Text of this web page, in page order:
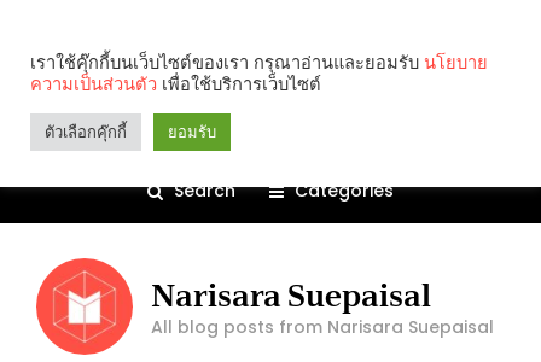
Search Categories
Narisara Suepaisal
All blog posts from Narisara Suepaisal
เราใช้คุ๊กกี้บนเว็บไซต์ของเรา กรุณาอ่านและยอมรับ นโยบาย
ความเป็นส่วนตัว เพื่อใช้บริการเว็บไซต์
ตัวเลือกคุ๊กกี้ ยอมรับ